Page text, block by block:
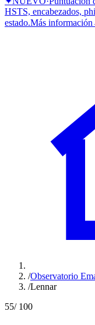
HSTS, encabezados,
estado.Más información
/Observatorio
/Lennar
55/ 100